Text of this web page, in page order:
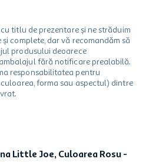
titlu de prezentare și ne străduim
complete, dar vă recomandăm să
produsului deoarece
fără notificare prealabilă.
responsabilitatea pentru
forma sau aspectul) dintre
Little Joe, Culoarea Rosu -